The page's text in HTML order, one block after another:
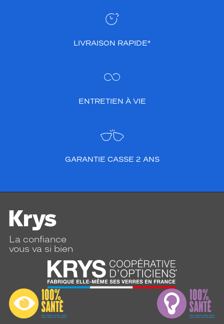
LIVRAISON RAPIDE*
ENTRETIEN À VIE
GARANTIE CASSE 2 ANS
La confiance
vous va si bien